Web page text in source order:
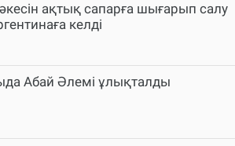
ақтық сапарға шығарып салу
келді
Абай Әлемі ұлықталды